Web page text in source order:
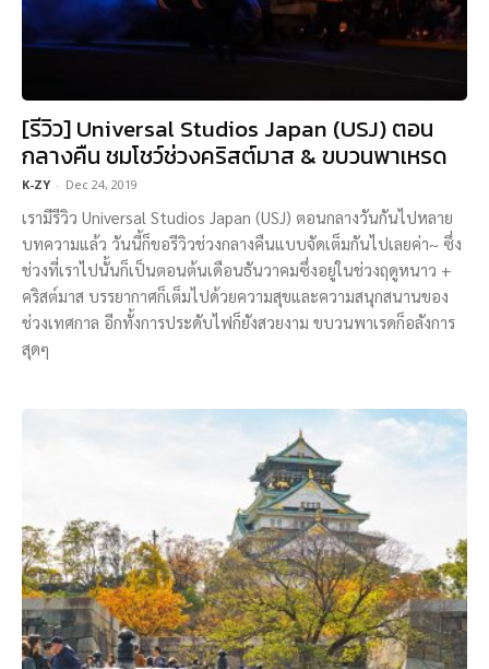
[รีวิว] Universal Studios Japan (USJ) ตอน
กลางคืน ชมโชว์ช่วงคริสต์มาส & ขบวนพาเหรด
K-ZY - Dec 24, 2019
เรามีรีวิว Universal Studios Japan (USJ) ตอนกลางวันกันไปหลาย
บทความแล้ว วันนี้ก็ขอรีวิวช่วงกลางคืนแบบจัดเต็มกันไปเลยค่า~ ซึ่ง
ช่วงที่เราไปนั้นก็เป็นตอนต้นเดือนธันวาคมซึ่งอยู่ในช่วงฤดูหนาว +
คริสต์มาส บรรยากาศก็เต็มไปด้วยความสุขและความสนุกสนานของ
ช่วงเทศกาล อีกทั้งการประดับไฟก็ยังสวยงาม ขบวนพาเรดก็อลังการ
สุดๆ